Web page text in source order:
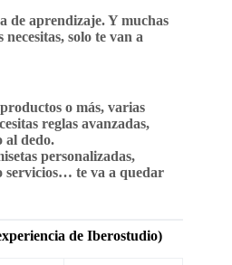
de aprendizaje. Y muchas
solo te van a
o más, varias
reglas avanzadas,
al dedo.
personalizadas,
servicios… te va a quedar
de Iberostudio)